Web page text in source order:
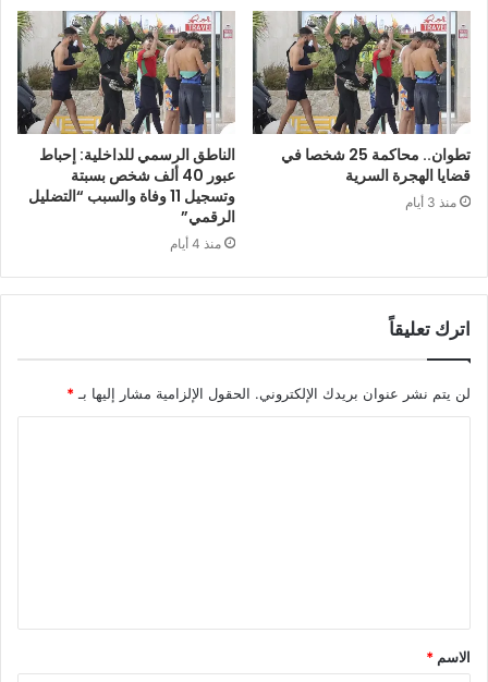
تطوان.. محاكمة 25 شخصا في
قضايا الهجرة السرية
منذ 3 أيام
الناطق الرسمي للداخلية: إحباط
عبور 40 ألف شخص بسبتة
وتسجيل 11 وفاة والسبب “التضليل
الرقمي”
منذ 4 أيام
اترك تعليقاً
لن يتم نشر عنوان بريدك الإلكتروني. الحقول الإلزامية مشار إليها بـ *
ق
*
الاسم *